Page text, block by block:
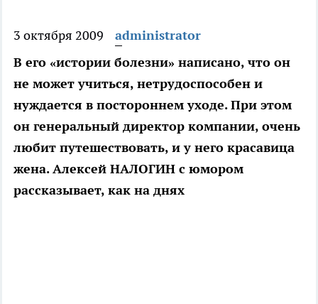
3 октября 2009
administrator
В его «истории болезни» написано, что он
не может учиться, нетрудоспособен и
нуждается в постороннем уходе. При этом
он генеральный директор компании, очень
любит путешествовать, и у него красавица
жена. Алексей НАЛОГИН с юмором
рассказывает, как на днях